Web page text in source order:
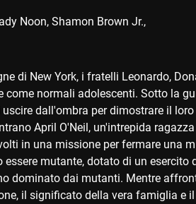
Noon Shamon Brown Jr.,
di New York, i fratelli Leonardo,
normali adolescenti. Sotto la
dall'ombra per dimostrare il
April O'Neil, un'intrepida
in una missione per fermare una
essere mutante, dotato di un
dominato dai mutanti. Mentre
il significato della vera famiglia e